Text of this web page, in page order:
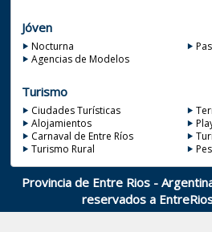
Jóven
Nocturna
Agencias de Modelos
Turismo
Ciudades Turísticas
Alojamientos
Carnaval de Entre Ríos
Turismo Rural
Provincia de Entre Rios -
reservados a